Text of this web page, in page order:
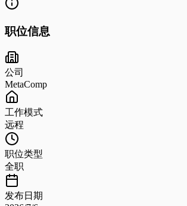
职位信息
公司
MetaComp
工作模式
远程
职位类型
全职
发布日期